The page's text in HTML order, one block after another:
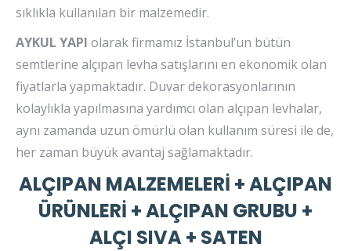
sıklıkla kullanılan bir malzemedir.
AYKUL YAPI olarak firmamız İstanbul’un bütün
semtlerine alçıpan levha satışlarını en ekonomik olan
fiyatlarla yapmaktadır. Duvar dekorasyonlarının
kolaylıkla yapılmasına yardımcı olan alçıpan levhalar,
aynı zamanda uzun ömürlü olan kullanım süresi ile de,
her zaman büyük avantaj sağlamaktadır.
ALÇIPAN MALZEMELERİ + ALÇIPAN
ÜRÜNLERİ + ALÇIPAN GRUBU +
ALÇI SIVA + SATEN